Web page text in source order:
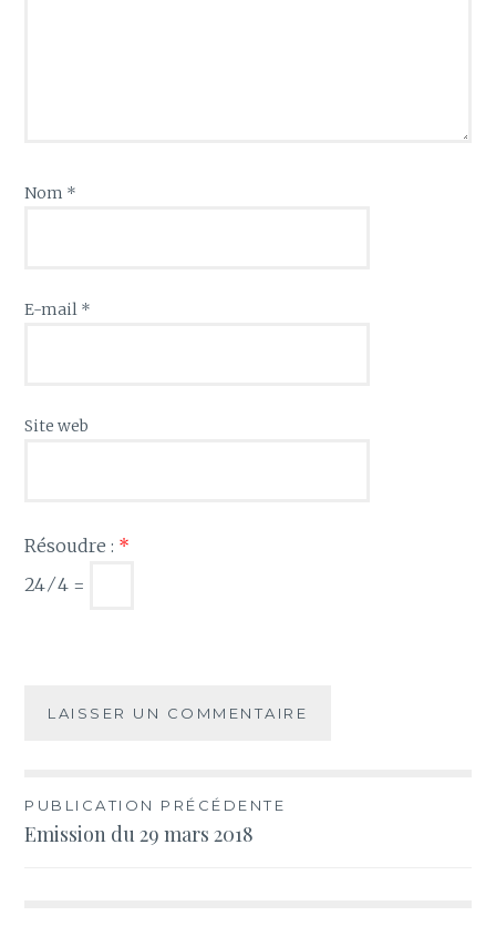
Nom *
E-mail *
Site web
Résoudre : *
24 ⁄ 4 =
Navigation
de
PUBLICATION PRÉCÉDENTE
Emission du 29 mars 2018